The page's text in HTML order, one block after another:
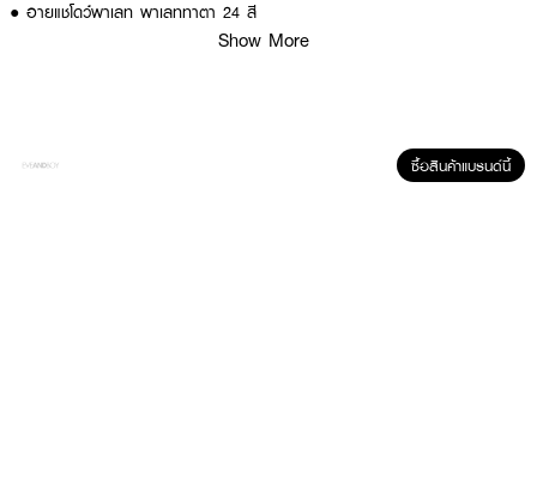
● อายแชโดว์พาเลท พาเลททาตา 24 สี
● เกลี่ยง่ายบริเวณรอบดวงตา
Show More
ซื้อสินค้าแบรนด์นี้